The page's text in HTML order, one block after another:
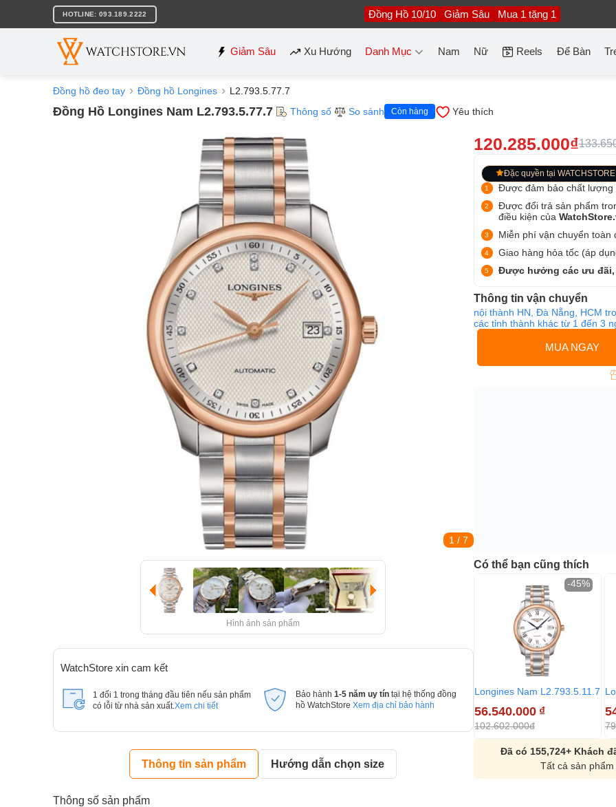
nội
HOTLINE: 093.189.2222 Đồng Hồ 10/10 Giảm Sâu Mua 1 tặng 1
Giảm Sâu Xu Hướng Danh Mục Nam Nữ Reels Để Bàn
Đồng hồ đeo tay Đồng hồ Longines L2.793.5.77.7
Đồng Hồ Longines Nam L2.793.5.77.7 Thông số So sánh Còn hàng Yêu thích
1 / 7
Hình ảnh sản phẩm
WatchStore xin cam kết
1 đổi 1 trong tháng đầu tiên nếu sản phẩm
có lỗi từ nhà sản xuất. Xem chi tiết
Bảo hành 1-5 năm uy tín tại hệ thống đồng
hồ WatchStore Xem địa chỉ bảo hành
Thông tin sản phẩm Hướng dẫn chọn size
Thông số sản phẩm
120.285.000₫
Đặc quyền tại WATCHSTORE
Được đảm bảo chất lượng
Được đổi trả sản phẩm
điều kiện của
Miễn phí vận chuyển toàn
Giao hàng hỏa tốc (áp
Được hưởng các ưu đãi,
Thông tin vận chuyển
nội thành HN, Đà Nẵng, HCM
các tỉnh thành khác từ 1 đến 3
MUA NGAY
Có thể bạn cũng thích
Longines Nam L2.793.5.11.7
56.540.000 ₫
102.602.000đ
-45%
Đã có 155,724+ Khách
Tất cả sản